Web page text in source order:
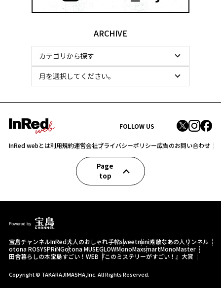
ARCHIVE
FOLLOW US
InRed webとは利用規約運営会社プライバシーポリシー広告のお問い合わせ
Page
top
宝島チャンネルInRed大人のおしゃれ手帖sweetmini素敵なあの人 リンネル
otona ROSYSPRiNGotona MUSEGLOWMonoMaxsmartMonoMaster
田舎暮らしの本宝島すごい！WEB 『このミステリーがすごい！』大賞
Copyright © TAKARAJIMASHA,Inc. All Rights Reserved.